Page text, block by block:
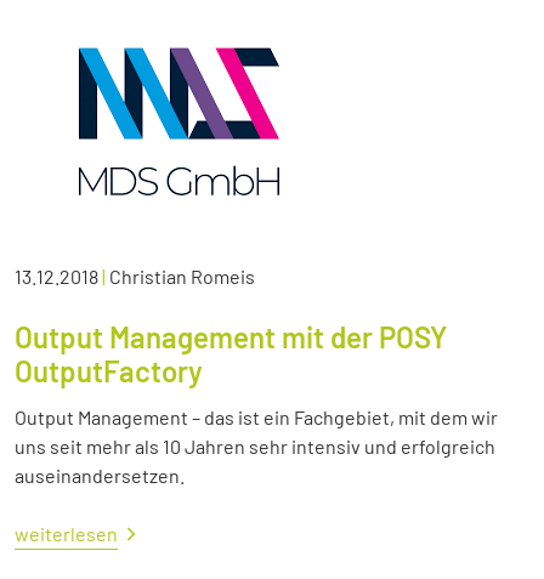
13.12.2018| Christian Romeis
Output Management mit der POSY
OutputFactory
Output Management – das ist ein Fachgebiet, mit dem wir
uns seit mehr als 10 Jahren sehr intensiv und erfolgreich
auseinandersetzen.
weiterlesen